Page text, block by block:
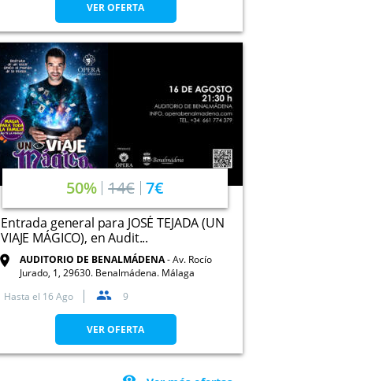
VER OFERTA
50% 14€ 7€
Entrada general para JOSÉ TEJADA (UN
VIAJE MÁGICO), en Audit...
AUDITORIO DE BENALMÁDENA Av. Rocío
Jurado, 1, 29630. Benalmádena. Málaga
Hasta el 16 Ago 9
VER OFERTA